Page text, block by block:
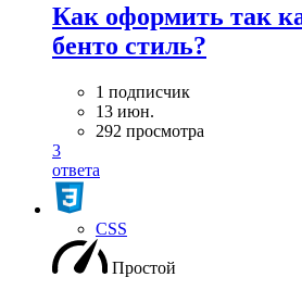
Как оформить так
бенто стиль?
1 подписчик
13 июн.
292 просмотра
3
ответа
CSS
Простой